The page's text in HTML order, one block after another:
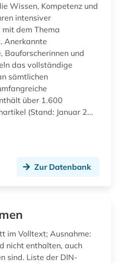
Wissen, Kompetenz und
intensiver
dem Thema
Anerkannte
Bauforscherinnen und
das vollständige
sämtlichen
über 1.600
(Stand: Januar 2...
Zur Datenbank
im Volltext; Ausnahme:
nicht enthalten, auch
der DIN-